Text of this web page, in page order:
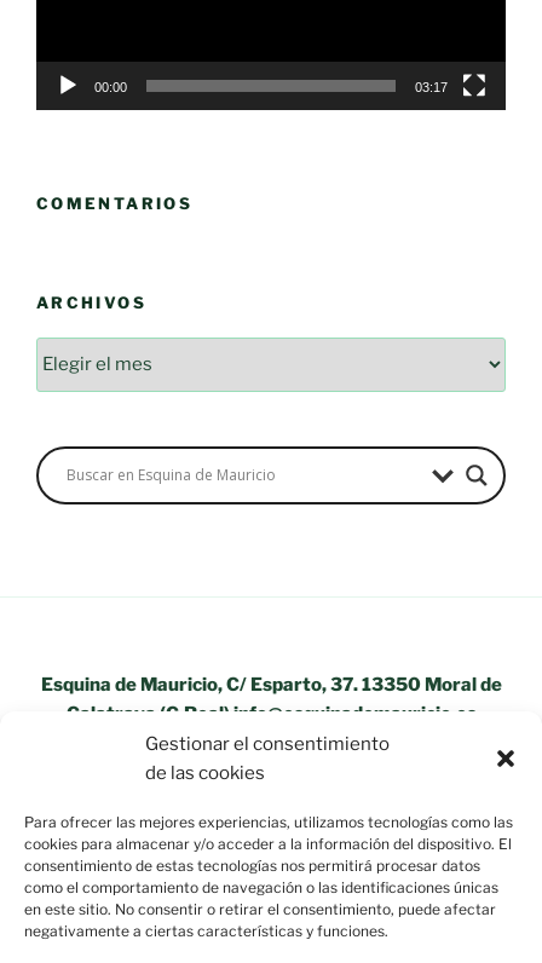
Gestionar el consentimiento
de las cookies
Para ofrecer las mejores experiencias, utilizamos tecnologías como las
cookies para almacenar y/o acceder a la información del dispositivo. El
consentimiento de estas tecnologías nos permitirá procesar datos
como el comportamiento de navegación o las identificaciones únicas
en este sitio. No consentir o retirar el consentimiento, puede afectar
negativamente a ciertas características y funciones.
00:00 03:17
COMENTARIOS
ARCHIVOS
Esquina de Mauricio, C/ Esparto, 37. 13350 Moral de
Calatrava (C.Real) info@esquinademauricio.es
«Aviso Legal»